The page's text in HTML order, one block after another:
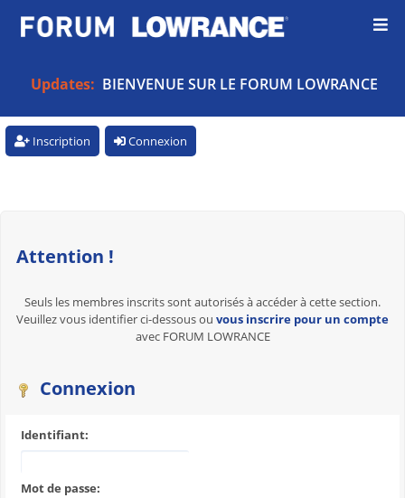
Updates: BIENVENUE SUR LE FORUM LOWRANCE
Inscription Connexion
Attention !
Seuls les membres inscrits sont autorisés à accéder à cette section.
Veuillez vous identifier ci-dessous ou vous inscrire pour un compte
avec FORUM LOWRANCE
Connexion
Identifiant:
Mot de passe: